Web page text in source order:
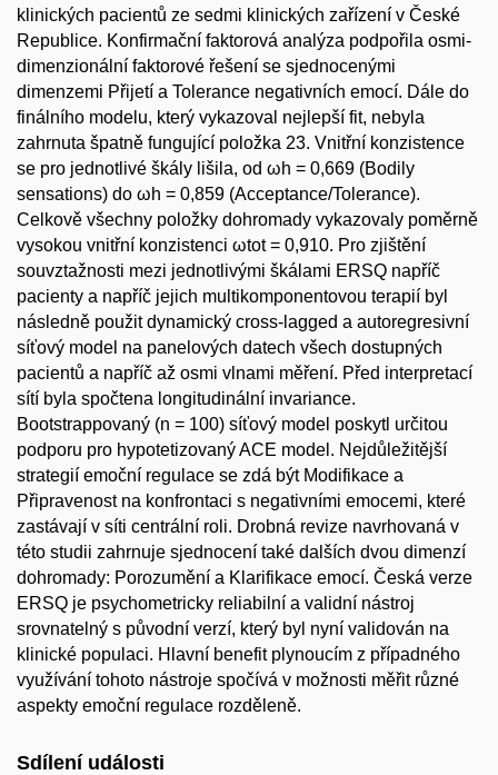
klinických pacientů ze sedmi klinických zařízení v České
Republice. Konfirmační faktorová analýza podpořila osmi-
dimenzionální faktorové řešení se sjednocenými
dimenzemi Přijetí a Tolerance negativních emocí. Dále do
finálního modelu, který vykazoval nejlepší fit, nebyla
zahrnuta špatně fungující položka 23. Vnitřní konzistence
se pro jednotlivé škály lišila, od ωh = 0,669 (Bodily
sensations) do ωh = 0,859 (Acceptance/Tolerance).
Celkově všechny položky dohromady vykazovaly poměrně
vysokou vnitřní konzistenci ωtot = 0,910. Pro zjištění
souvztažnosti mezi jednotlivými škálami ERSQ napříč
pacienty a napříč jejich multikomponentovou terapií byl
následně použit dynamický cross-lagged a autoregresivní
síťový model na panelových datech všech dostupných
pacientů a napříč až osmi vlnami měření. Před interpretací
sítí byla spočtena longitudinální invariance.
Bootstrappovaný (n = 100) síťový model poskytl určitou
podporu pro hypotetizovaný ACE model. Nejdůležitější
strategií emoční regulace se zdá být Modifikace a
Připravenost na konfrontaci s negativními emocemi, které
zastávají v síti centrální roli. Drobná revize navrhovaná v
této studii zahrnuje sjednocení také dalších dvou dimenzí
dohromady: Porozumění a Klarifikace emocí. Česká verze
ERSQ je psychometricky reliabilní a validní nástroj
srovnatelný s původní verzí, který byl nyní validován na
klinické populaci. Hlavní benefit plynoucím z případného
využívání tohoto nástroje spočívá v možnosti měřit různé
aspekty emoční regulace rozděleně.
Sdílení události